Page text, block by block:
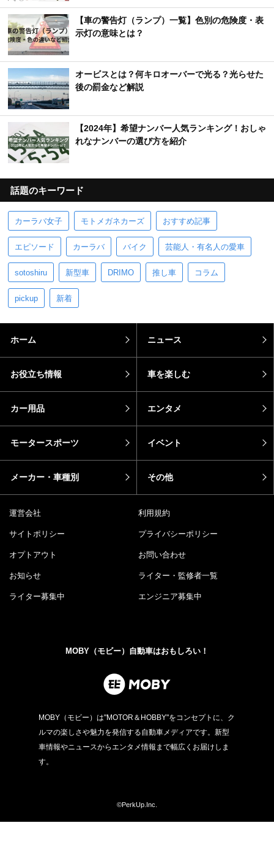
【車の警告灯（ランプ）一覧】色別の危険度・表
示灯の意味とは？
オービスとは？何キロオーバーで光る？光らせた
後の罰金など解説
【2024年】希望ナンバー人気ランキング！おしゃ
れなナンバーの選び方を紹介
話題のキーワード
カーラバ女子 モトメガネカーズ おすすめ記事
エピソード カーラバ バイク 芸能人・有名人の愛車
sotoshiru 新型車 DRIMO 推し車 コラム
pickup 新着
ホーム ニュース
お役立ち情報 車を楽しむ
カー用品 エンタメ
モータースポーツ イベント
メーカー・車種別 その他
運営会社 利用規約
サイトポリシー プライバシーポリシー
オプトアウト お問い合わせ
お知らせ ライター・監修者一覧
ライター募集中 エンジニア募集中
MOBY（モビー）自動車はおもしろい！
MOBY（モビー）は"MOTOR＆HOBBY"をコンセプトに、ク
ルマの楽しさや魅力を発信する自動車メディアです。新型
車情報やニュースからエンタメ情報まで幅広くお届けしま
す。
©PerkUp.Inc.